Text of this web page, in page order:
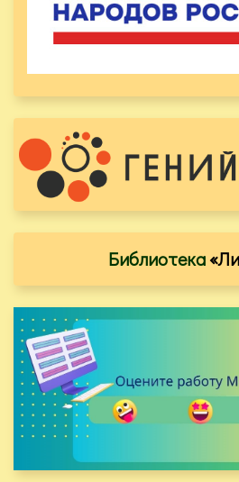
Библиотека